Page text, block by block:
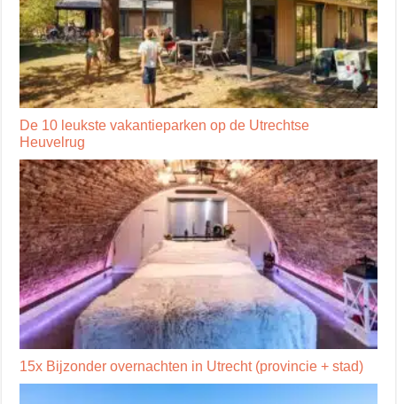
De 10 leukste vakantieparken op de Utrechtse
Heuvelrug
15x Bijzonder overnachten in Utrecht (provincie + stad)